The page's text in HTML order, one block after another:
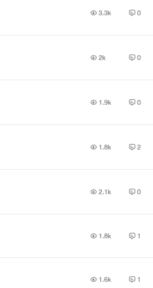
3.3k 0
2k 0
1.9k 0
1.8k 2
2.1k 0
1.8k 1
1.6k 1